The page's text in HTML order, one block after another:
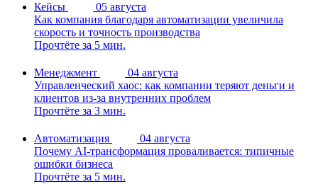
Кейсы
05 августа
Как компания благодаря автоматизации увеличила
скорость и точность производства
Прочтёте за 5 мин.
Менеджмент
04 августа
Управленческий хаос: как компании теряют деньги и
клиентов из-за внутренних проблем
Прочтёте за 3 мин.
Автоматизация
04 августа
Почему AI-трансформация проваливается: типичные
ошибки бизнеса
Прочтёте за 5 мин.